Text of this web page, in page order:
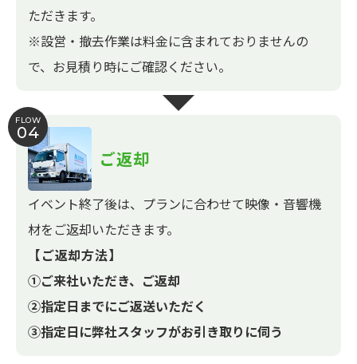
ただきます。
※設営・撤去作業は料金に含まれておりませんの
で、お見積り時にご確認ください。
FLOW
04
ご返却
イベント終了後は、プランに合わせて映像・音響機
材をご返却いただきます。
【ご返却方法】
①ご来社いただき、ご返却
②指定日までにご返送いただく
③指定日に弊社スタッフがお引き取りに伺う